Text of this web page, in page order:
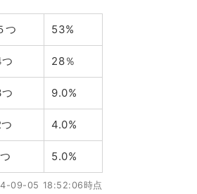
つ 53%
28％
9.0%
4.0%
5.0%
09-05 18:52:06時点